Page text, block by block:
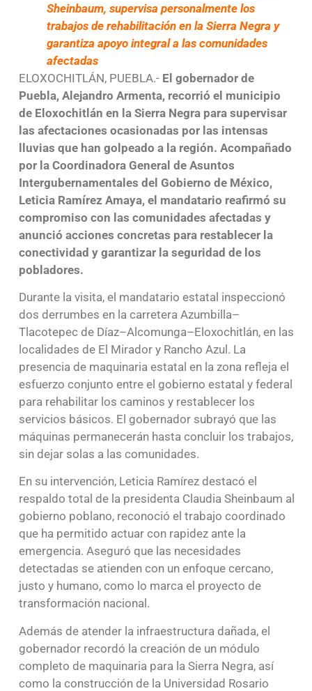
Sheinbaum, supervisa personalmente los
trabajos de rehabilitación en la Sierra Negra y
garantiza apoyo integral a las comunidades
afectadas
ELOXOCHITLÁN, PUEBLA.- El gobernador de
Puebla, Alejandro Armenta, recorrió el municipio
de Eloxochitlán en la Sierra Negra para supervisar
las afectaciones ocasionadas por las intensas
lluvias que han golpeado a la región. Acompañado
por la Coordinadora General de Asuntos
Intergubernamentales del Gobierno de México,
Leticia Ramírez Amaya, el mandatario reafirmó su
compromiso con las comunidades afectadas y
anunció acciones concretas para restablecer la
conectividad y garantizar la seguridad de los
pobladores.
Durante la visita, el mandatario estatal inspeccionó
dos derrumbes en la carretera Azumbilla–
Tlacotepec de Díaz–Alcomunga–Eloxochitlán, en las
localidades de El Mirador y Rancho Azul. La
presencia de maquinaria estatal en la zona refleja el
esfuerzo conjunto entre el gobierno estatal y federal
para rehabilitar los caminos y restablecer los
servicios básicos. El gobernador subrayó que las
máquinas permanecerán hasta concluir los trabajos,
sin dejar solas a las comunidades.
En su intervención, Leticia Ramírez destacó el
respaldo total de la presidenta Claudia Sheinbaum al
gobierno poblano, reconoció el trabajo coordinado
que ha permitido actuar con rapidez ante la
emergencia. Aseguró que las necesidades
detectadas se atienden con un enfoque cercano,
justo y humano, como lo marca el proyecto de
transformación nacional.
Además de atender la infraestructura dañada, el
gobernador recordó la creación de un módulo
completo de maquinaria para la Sierra Negra, así
como la construcción de la Universidad Rosario